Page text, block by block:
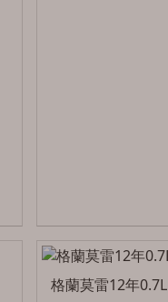
格蘭莫雷12年0.7L